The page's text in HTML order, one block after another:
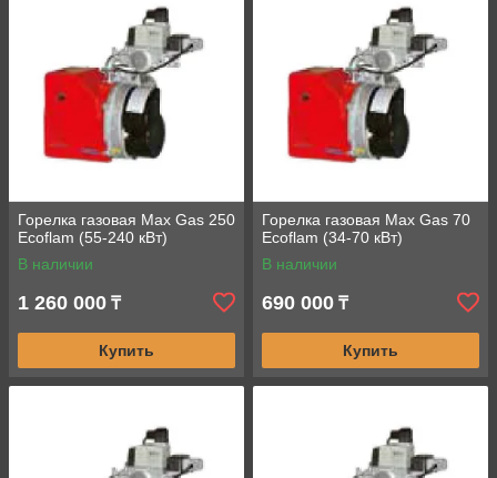
Горелка газовая Max Gas 250
Ecoflam (55-240 кВт)
В наличии
1 260 000 ₸
Купить
Горелка газовая Max Gas 70
Ecoflam (34-70 кВт)
В наличии
690 000 ₸
Купить